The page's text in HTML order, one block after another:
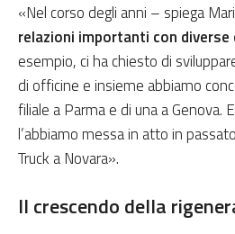
«Nel corso degli anni – spiega
relazioni importanti con diverse
esempio, ci ha chiesto di
di officine e insieme abbiamo
filiale a Parma e di una a Genova.
l’abbiamo messa in atto in
Truck a Novara».
Il crescendo della